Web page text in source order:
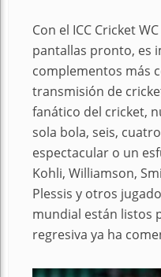
Con el ICC Cricket
pantallas pronto, es
complementos más
transmisión de
fanático del cricket,
sola bola, seis,
espectacular o un
Kohli, Williamson,
Plessis y otros
mundial están listos
regresiva ya ha